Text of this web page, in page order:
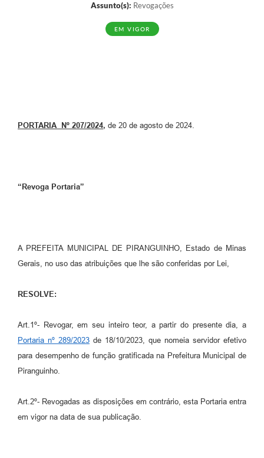
Assunto(s): Revogações
EM VIGOR
PORTARIA Nº 207/2024, de 20 de agosto de 2024.
“Revoga Portaria”
A PREFEITA MUNICIPAL DE PIRANGUINHO, Estado de Minas
Gerais, no uso das atribuições que lhe são conferidas por Lei,
RESOLVE:
Art.1º- Revogar, em seu inteiro teor, a partir do presente dia, a
Portaria nº 289/2023 de 18/10/2023, que nomeia servidor efetivo
para desempenho de função gratificada na Prefeitura Municipal de
Piranguinho.
Art.2º- Revogadas as disposições em contrário, esta Portaria entra
em vigor na data de sua publicação.